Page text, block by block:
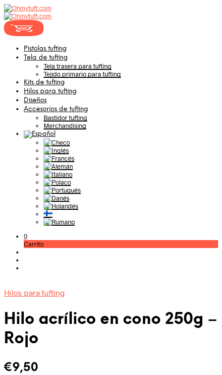
Pistolas tufting
Tela de tufting
Tela trasera para tufting
Tejido primario para tufting
Kits de tufting
Hilos para tufting
Diseños
Accesorios de tufting
Bastidor tufting
Merchandising
0
Carrito
Hilos para tufting
Hilo acrílico en cono 250g –
Rojo
€9,50